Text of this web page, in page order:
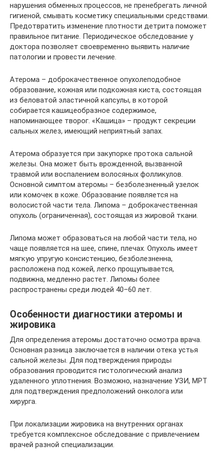
нарушения обменных процессов, не пренебрегать личной
гигиеной, смывать косметику специальными средствами.
Предотвратить изменение плотности детрита поможет
правильное питание. Периодическое обследование у
доктора позволяет своевременно выявить наличие
патологии и провести лечение.
Атерома – доброкачественное опухолеподобное
образование, кожная или подкожная киста, состоящая
из беловатой эластичной капсулы, в которой
собирается кашицеобразное содержимое,
напоминающее творог. «Кашица» – продукт секреции
сальных желез, имеющий неприятный запах.
Атерома образуется при закупорке протока сальной
железы. Она может быть врожденной, вызванной
травмой или воспалением волосяных фолликулов.
Основной симптом атеромы – безболезненный узелок
или комочек в коже. Образование появляется на
волосистой части тела. Липома – доброкачественная
опухоль (ограниченная), состоящая из жировой ткани.
Липома может образоваться на любой части тела, но
чаще появляется на шее, спине, плечах. Опухоль имеет
мягкую упругую консистенцию, безболезненна,
расположена под кожей, легко прощупывается,
подвижна, медленно растет. Липомы более
распространены среди людей 40–60 лет.
Особенности диагностики атеромы и
жировика
Для определения атеромы достаточно осмотра врача.
Основная разница заключается в наличии отека устья
сальной железы. Для подтверждения природы
образования проводится гистологический анализ
удаленного уплотнения. Возможно, назначение УЗИ, МРТ
для подтверждения предположений онколога или
хирурга.
При локализации жировика на внутренних органах
требуется комплексное обследование с привлечением
врачей разной специализации.